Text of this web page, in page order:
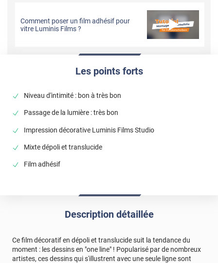
Comment poser un film adhésif pour
vitre Luminis Films ?
Les points forts
Niveau d'intimité : bon à très bon
Passage de la lumière : très bon
Impression décorative Luminis Films Studio
Mixte dépoli et translucide
Film adhésif
Description détaillée
Ce film décoratif en dépoli et translucide suit la tendance du
moment : les dessins en "one line" ! Popularisé par de nombreux
artistes, ces dessins qui s'illustrent avec une seule ligne sont